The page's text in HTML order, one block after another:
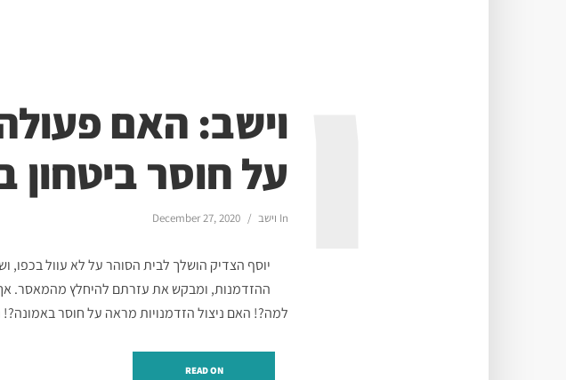
וישב: האם
על חוסר ביטחון
In וישב December 27, 2020
יוסף הצדיק הושלך לבית הסוהר על לא עוול
ההזדמנות, ומבקש את עזרתם להיחלץ מהמאסר. אך
למה?! האם ניצול הזדמנויות מראה על חוסר באמונה?!
READ ON